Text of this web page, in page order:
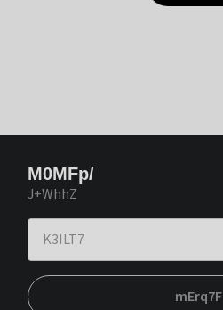
M0MFp/
J+WhhZ
mErq7F